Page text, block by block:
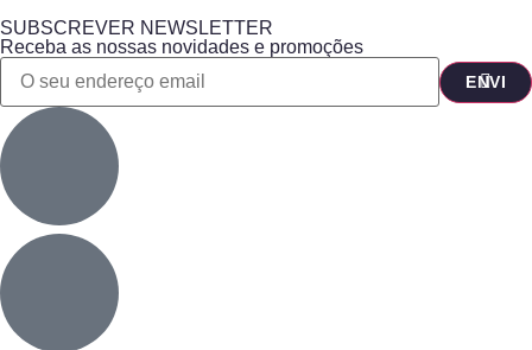
SUBSCREVER NEWSLETTER
Receba as nossas novidades e promoções